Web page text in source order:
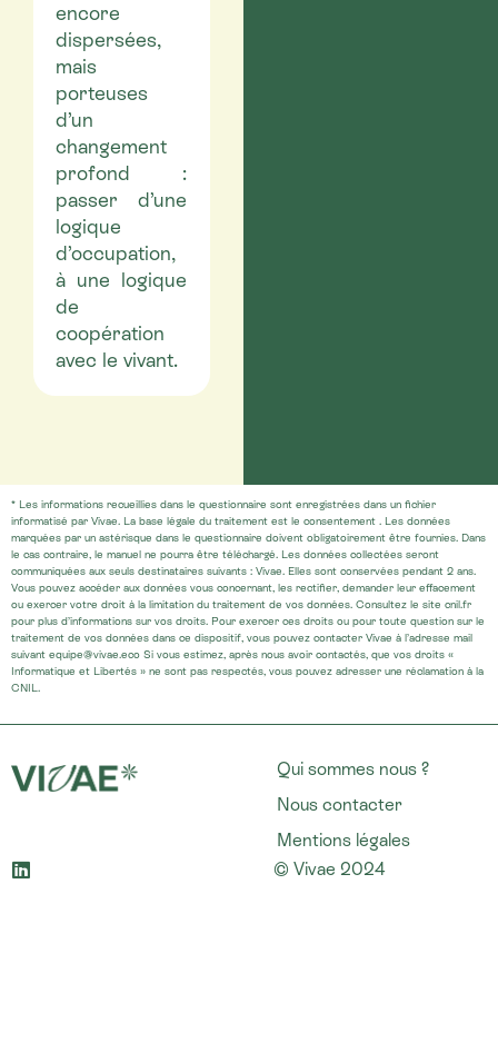
encore
dispersées,
mais
porteuses
d’un
changement
profond :
passer d’une
logique
d’occupation,
à une logique
de
coopération
avec le vivant.
* Les informations recueillies dans le questionnaire sont enregistrées dans un fichier
informatisé par Vivae. La base légale du traitement est le consentement . Les données
marquées par un astérisque dans le questionnaire doivent obligatoirement être fournies. Dans
le cas contraire, le manuel ne pourra être téléchargé. Les données collectées seront
communiquées aux seuls destinataires suivants : Vivae. Elles sont conservées pendant 2 ans.
Vous pouvez accéder aux données vous concernant, les rectifier, demander leur effacement
ou exercer votre droit à la limitation du traitement de vos données. Consultez le site cnil.fr
pour plus d’informations sur vos droits. Pour exercer ces droits ou pour toute question sur le
traitement de vos données dans ce dispositif, vous pouvez contacter Vivae à l’adresse mail
suivant equipe@vivae.eco Si vous estimez, après nous avoir contactés, que vos droits «
Informatique et Libertés » ne sont pas respectés, vous pouvez adresser une réclamation à la
CNIL.
Qui sommes nous ?
Nous contacter
Mentions légales
© Vivae 2024